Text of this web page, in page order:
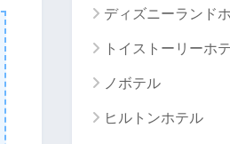
ディズニーランド
トイストーリーホ
ノボテル
ヒルトンホテル